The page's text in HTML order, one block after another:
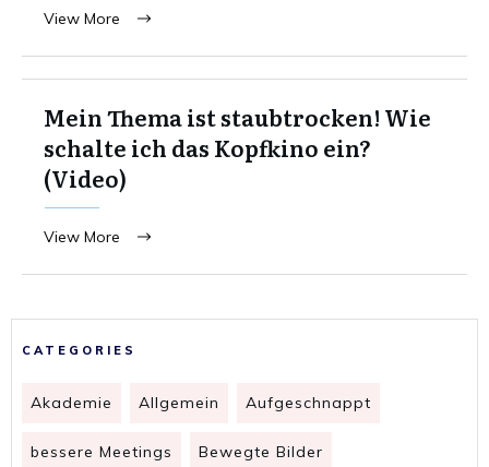
View More
Mein Thema ist staubtrocken! Wie
schalte ich das Kopfkino ein?
(Video)
View More
CATEGORIES
Akademie Allgemein Aufgeschnappt
bessere Meetings Bewegte Bilder